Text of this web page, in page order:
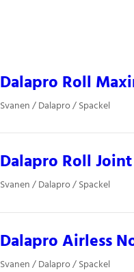
Dalapro Roll
Svanen / Dalapro / Spackel
Dalapro Roll Joint
Svanen / Dalapro / Spackel
Dalapro Airless
Svanen / Dalapro / Spackel